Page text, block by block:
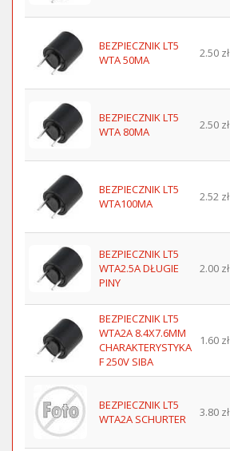
BEZPIECZNIK LT5
WTA 50MA
2.50 zł
BEZPIECZNIK LT5
WTA 80MA
2.50 zł
BEZPIECZNIK LT5
WTA100MA
2.52 zł
BEZPIECZNIK LT5
WTA2.5A DŁUGIE
PINY
2.00 zł
BEZPIECZNIK LT5
WTA2A 8.4X7.6MM
CHARAKTERYSTYKA
F 250V SIBA
1.60 zł
BEZPIECZNIK LT5
WTA2A SCHURTER
3.80 zł